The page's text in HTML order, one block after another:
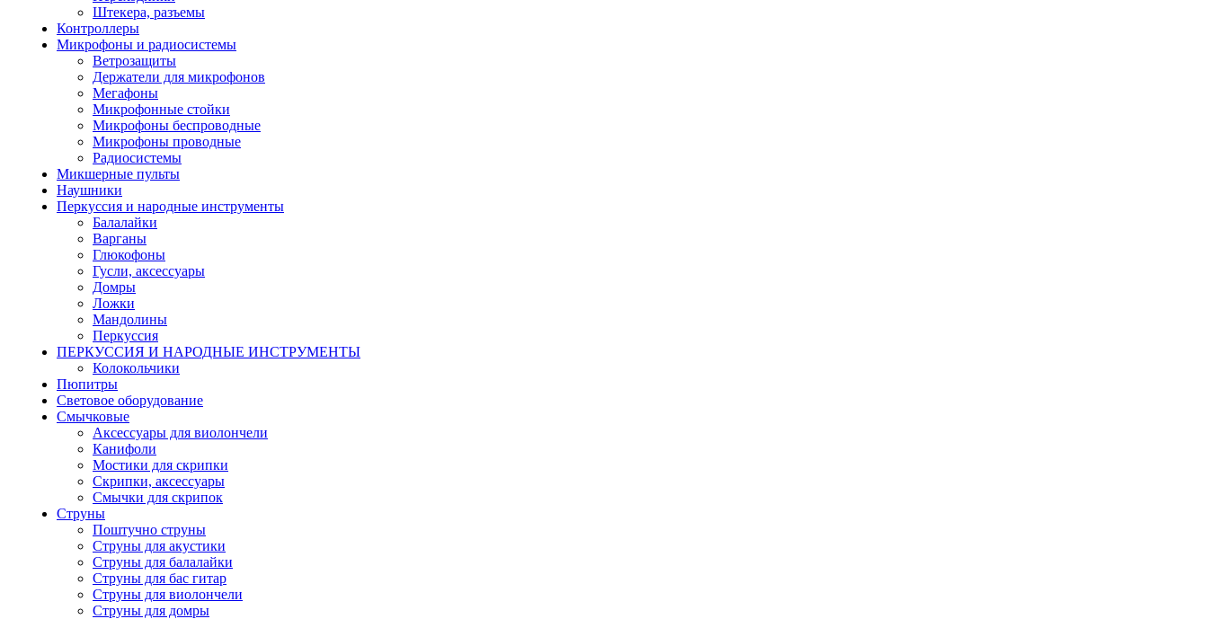
Штекера, разъемы
Контроллеры
Микрофоны и радиосистемы
Ветрозащиты
Держатели для микрофонов
Мегафоны
Микрофонные стойки
Микрофоны беспроводные
Микрофоны проводные
Радиосистемы
Микшерные пульты
Наушники
Перкуссия и народные инструменты
Балалайки
Варганы
Глюкофоны
Гусли, аксессуары
Домры
Ложки
Мандолины
Перкуссия
ПЕРКУССИЯ И НАРОДНЫЕ ИНСТРУМЕНТЫ
Колокольчики
Пюпитры
Световое оборудование
Смычковые
Аксессуары для виолончели
Канифоли
Мостики для скрипки
Скрипки, аксессуары
Смычки для скрипок
Струны
Поштучно струны
Струны для акустики
Струны для балалайки
Струны для бас гитар
Струны для виолончели
Струны для домры